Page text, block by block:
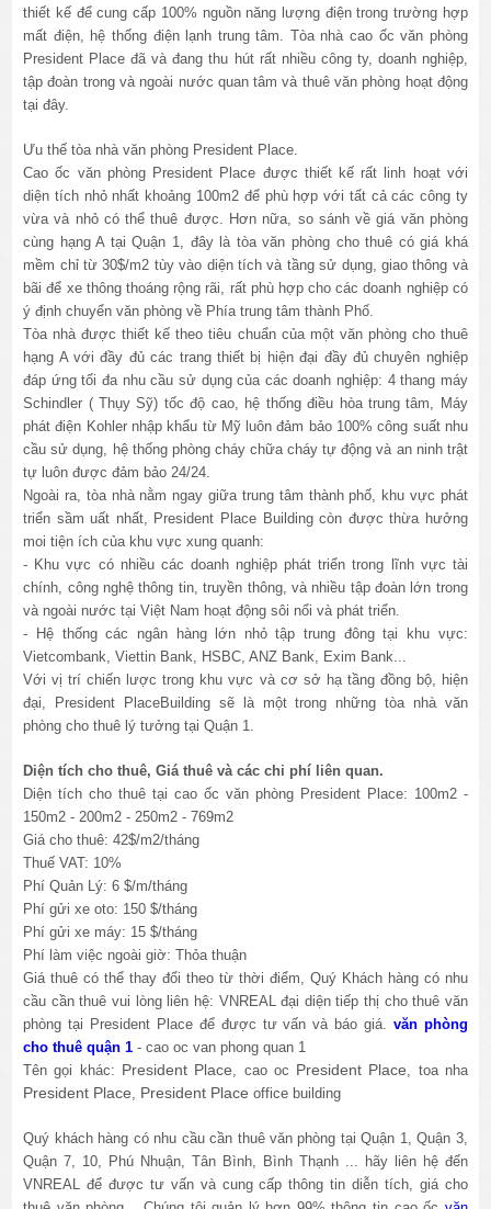
thiết kế để cung cấp 100% nguồn năng lượng điện trong trường hợp
mất điện, hệ thống điện lạnh trung tâm. Tòa nhà cao ốc văn phòng
President Place đã và đang thu hút rất nhiều công ty, doanh nghiệp,
tập đoàn trong và ngoài nước quan tâm và thuê văn phòng hoạt động
tại đây.
Ưu thế tòa nhà văn phòng President Place.
Cao ốc văn phòng President Place được thiết kế rất linh hoạt với
diện tích nhỏ nhất khoảng 100m2 để phù hợp với tất cả các công ty
vừa và nhỏ có thể thuê được. Hơn nữa, so sánh về giá văn phòng
cùng hạng A tại Quận 1, đây là tòa văn phòng cho thuê có giá khá
mềm chỉ từ 30$/m2 tùy vào diện tích và tầng sử dụng, giao thông và
bãi để xe thông thoáng rộng rãi, rất phù hợp cho các doanh nghiệp có
ý định chuyển văn phòng về Phía trung tâm thành Phố.
Tòa nhà được thiết kế theo tiêu chuẩn của một văn phòng cho thuê
hạng A với đầy đủ các trang thiết bị hiện đại đầy đủ chuyên nghiệp
đáp ứng tối đa nhu cầu sử dụng của các doanh nghiệp: 4 thang máy
Schindler ( Thụy Sỹ) tốc độ cao, hệ thống điều hòa trung tâm, Máy
phát điện Kohler nhập khẩu từ Mỹ luôn đảm bảo 100% công suất nhu
cầu sử dụng, hệ thống phòng cháy chữa cháy tự động và an ninh trật
tự luôn được đảm bảo 24/24.
Ngoài ra, tòa nhà nằm ngay giữa trung tâm thành phố, khu vực phát
triển sầm uất nhất, President Place Building còn được thừa hưởng
moi tiện ích của khu vực xung quanh:
- Khu vực có nhiều các doanh nghiệp phát triển trong lĩnh vực tài
chính, công nghệ thông tin, truyền thông, và nhiều tập đoàn lớn trong
và ngoài nước tại Việt Nam hoạt động sôi nổi và phát triển.
- Hệ thống các ngân hàng lớn nhỏ tập trung đông tại khu vực:
Vietcombank, Viettin Bank, HSBC, ANZ Bank, Exim Bank...
Với vị trí chiến lược trong khu vực và cơ sở hạ tầng đồng bộ, hiện
đại, President PlaceBuilding sẽ là một trong những tòa nhà văn
phòng cho thuê lý tưởng tại Quận 1.
Diện tích cho thuê, Giá thuê và các chi phí liên quan.
Diện tích cho thuê tại cao ốc văn phòng President Place: 100m2 -
150m2 - 200m2 - 250m2 - 769m2
Giá cho thuê: 42$/m2/tháng
Thuế VAT: 10%
Phí Quản Lý: 6 $/m/tháng
Phí gửi xe oto: 150 $/tháng
Phí gửi xe máy: 15 $/tháng
Phí làm việc ngoài giờ: Thỏa thuận
Giá thuê có thể thay đổi theo từ thời điểm, Quý Khách hàng có nhu
cầu cần thuê vui lòng liên hệ: VNREAL đại diện tiếp thị cho thuê văn
phòng tại President Place để được tư vấn và báo giá. văn phòng
cho thuê quận 1 - cao oc van phong quan 1
Tên gọi khác: President Place, cao oc President Place, toa nha
President Place, President Place office building
Quý khách hàng có nhu cầu cần thuê văn phòng tại Quận 1, Quận 3,
Quận 7, 10, Phú Nhuận, Tân Bình, Bình Thạnh ... hãy liên hệ đến
VNREAL để được tư vấn và cung cấp thông tin diễn tích, giá cho